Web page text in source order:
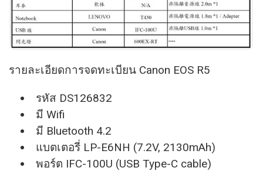
รายละเอียดการจดทะเบียน Canon EOS R5
รหัส DS126832
มี Wifi
มี Bluetooth 4.2
แบตเตอรี่ LP-E6NH (7.2V, 2130mAh)
พอร์ต IFC-100U (USB Type-C cable)